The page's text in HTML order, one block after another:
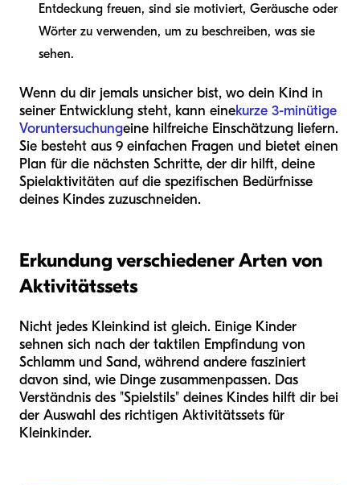
Entdeckung freuen, sind sie motiviert, Geräusche oder
Wörter zu verwenden, um zu beschreiben, was sie
sehen.
Wenn du dir jemals unsicher bist, wo dein Kind in
seiner Entwicklung steht, kann einekurze 3-minütige
Voruntersuchungeine hilfreiche Einschätzung liefern.
Sie besteht aus 9 einfachen Fragen und bietet einen
Plan für die nächsten Schritte, der dir hilft, deine
Spielaktivitäten auf die spezifischen Bedürfnisse
deines Kindes zuzuschneiden.
Erkundung verschiedener Arten von
Aktivitätssets
Nicht jedes Kleinkind ist gleich. Einige Kinder
sehnen sich nach der taktilen Empfindung von
Schlamm und Sand, während andere fasziniert
davon sind, wie Dinge zusammenpassen. Das
Verständnis des "Spielstils" deines Kindes hilft dir bei
der Auswahl des richtigen Aktivitätssets für
Kleinkinder.